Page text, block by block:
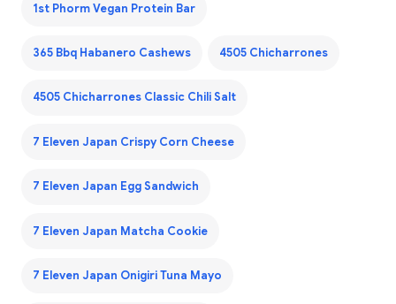
1st Phorm Vegan Protein Bar
365 Bbq Habanero Cashews 4505 Chicharrones
4505 Chicharrones Classic Chili Salt
7 Eleven Japan Crispy Corn Cheese
7 Eleven Japan Egg Sandwich
7 Eleven Japan Matcha Cookie
7 Eleven Japan Onigiri Tuna Mayo